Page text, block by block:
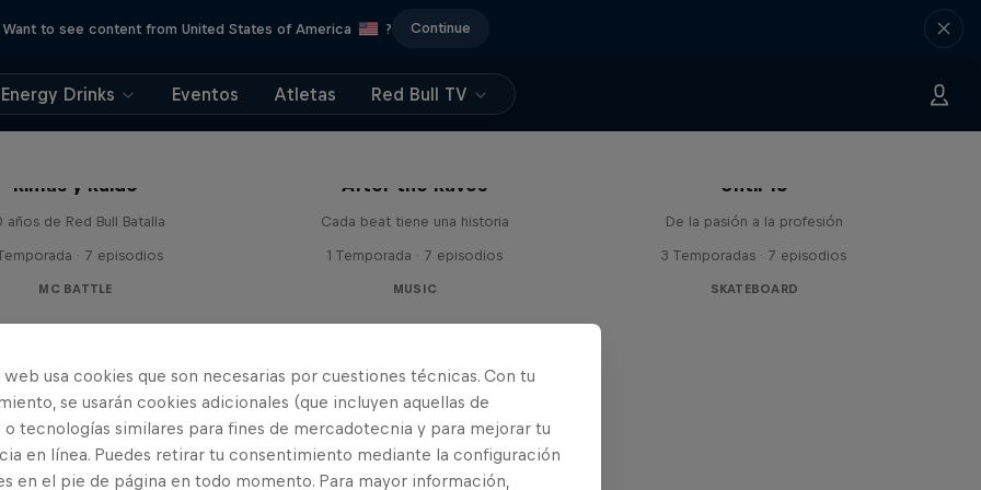
Want to see content from United States of America ? Continue
Energy Drinks Eventos Atletas Red Bull TV
Rimas y Ruido
años de Red Bull Batalla
· 7 episodios
MC BATTLE
After the Raves
Cada beat tiene una historia
1 Temporada · 7 episodios
MUSIC
Until 18
De la pasión a la profesión
3 Temporadas · 7 episodios
SKATEBOARD
web usa cookies que son necesarias por cuestiones técnicas. Con tu
se usarán cookies adicionales (que incluyen aquellas de
tecnologías similares para fines de mercadotecnia y para mejorar tu
en línea. Puedes retirar tu consentimiento mediante la configuración
en el pie de página en todo momento. Para mayor información,